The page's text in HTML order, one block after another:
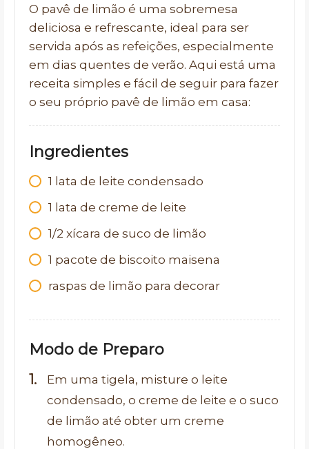
O pavê de limão é uma sobremesa
deliciosa e refrescante, ideal para ser
servida após as refeições, especialmente
em dias quentes de verão. Aqui está uma
receita simples e fácil de seguir para fazer
o seu próprio pavê de limão em casa:
Ingredientes
1 lata de leite condensado
1 lata de creme de leite
1/2 xícara de suco de limão
1 pacote de biscoito maisena
raspas de limão para decorar
Modo de Preparo
Em uma tigela, misture o leite
condensado, o creme de leite e o suco
de limão até obter um creme
homogêneo.